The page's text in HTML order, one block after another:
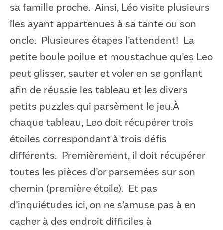
sa famille proche. Ainsi, Léo visite plusieurs
îles ayant appartenues à sa tante ou son
oncle. Plusieures étapes l’attendent! La
petite boule poilue et moustachue qu’es Leo
peut glisser, sauter et voler en se gonflant
afin de réussie les tableau et les divers
petits puzzles qui parsèment le jeu.À
chaque tableau, Leo doit récupérer trois
étoiles correspondant à trois défis
différents. Premièrement, il doit récupérer
toutes les pièces d’or parsemées sur son
chemin (première étoile). Et pas
d’inquiétudes ici, on ne s’amuse pas à en
cacher à des endroit difficiles à